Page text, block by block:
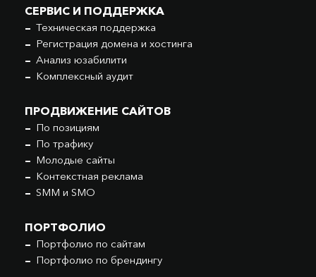
СЕРВИС И ПОДДЕРЖКА
Техническая поддержка
Регистрация домена и хостинга
Анализ юзабилити
Комплексный аудит
ПРОДВИЖЕНИЕ САЙТОВ
По позициям
По трафику
Молодые сайты
Контекстная реклама
SMM и SMO
ПОРТФОЛИО
Портфолио по сайтам
Портфолио по брендингу